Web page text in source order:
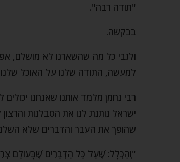
"תודה רבה".
בבקשה.
ולגבי כל מה שהשארנו לא מושלם,
למעשה, התודה שלנו על האוכל
רבי נחמן מלמד אותנו שאנחנו
ישראל נותנת לנו את הסבלנות
שהופך את העבר והדברים שלא
"וְהַכְּלָל: שֶׁעַל כָּל הַדְּבָרִים שֶׁבָּעוֹלָם